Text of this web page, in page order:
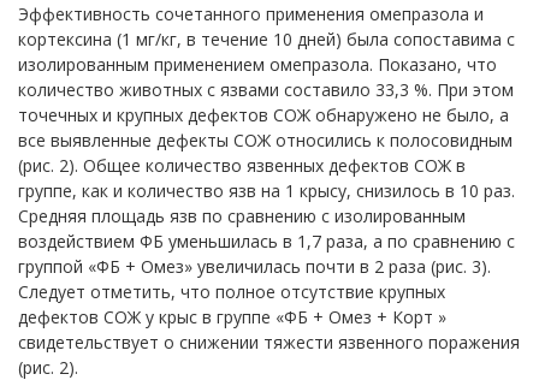
Эффективность сочетанного применения омепразола и
кортексина (1 мг/кг, в течение 10 дней) была сопоставима с
изолированным применением омепразола. Показано, что
количество животных с язвами составило 33,3 %. При этом
точечных и крупных дефектов СОЖ обнаружено не было, а
все выявленные дефекты СОЖ относились к полосовидным
(рис. 2). Общее количество язвенных дефектов СОЖ в
группе, как и количество язв на 1 крысу, снизилось в 10 раз.
Средняя площадь язв по сравнению с изолированным
воздействием ФБ уменьшилась в 1,7 раза, а по сравнению с
группой «ФБ + Омез» увеличилась почти в 2 раза (рис. 3).
Следует отметить, что полное отсутствие крупных
дефектов СОЖ у крыс в группе «ФБ + Омез + Корт »
свидетельствует о снижении тяжести язвенного поражения
(рис. 2).